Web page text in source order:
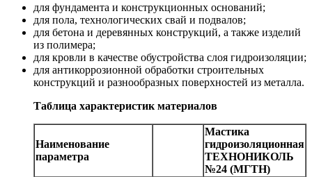
для фундамента и конструкционных оснований;
для пола, технологических свай и подвалов;
для бетона и деревянных конструкций, а также изделий
из полимера;
для кровли в качестве обустройства слоя гидроизоляции;
для антикоррозионной обработки строительных
конструкций и разнообразных поверхностей из металла.
Таблица характеристик материалов
Наименование
параметра
Мастика
гидроизоляционная
ТЕХНОНИКОЛЬ
№24 (МГТН)